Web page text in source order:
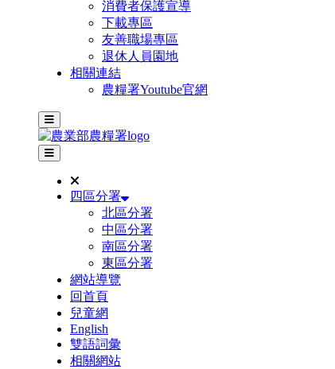
消費者保護宣導
下載專區
友善職場專區
退休人員園地
相關連結
農糧署Youtube官網
主選單
其他網站選單
四區分署
北區分署
中區分署
南區分署
東區分署
網站導覽
回首頁
兒童網
English
雙語詞彙
相關網站